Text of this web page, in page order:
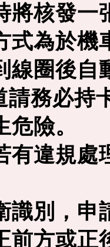
將核發一
式為於機
線圈後自
請務必持
險。
有違規處
識別，申
前方或正